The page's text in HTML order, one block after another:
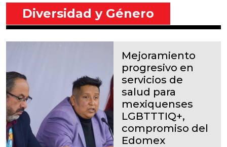
Diversidad y Género
Mejoramiento
progresivo en
servicios de
salud para
mexiquenses
LGBTTTIQ+,
compromiso del
Edomex